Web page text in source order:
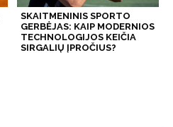
SKAITMENINIS SPORTO
GERBĖJAS: KAIP MODERNIOS
TECHNOLOGIJOS KEIČIA
SIRGALIŲ ĮPROČIUS?